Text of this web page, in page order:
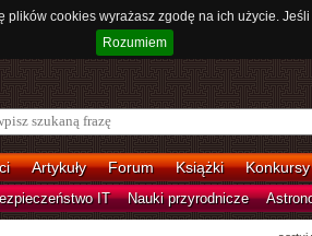
cookies wyrażasz zgodę na ich użycie.
Rozumiem
Artykuły Forum Książki Konkursy
IT Nauki przyrodnicze